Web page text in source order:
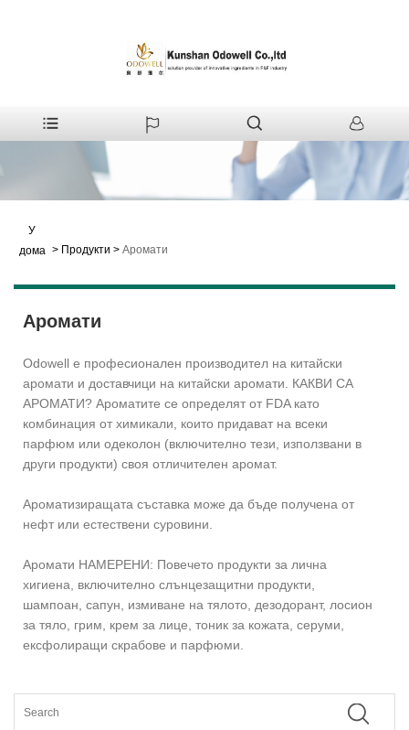
У
дома > Продукти > Аромати
Аромати
Odowell е професионален производител на китайски
аромати и доставчици на китайски аромати. КАКВИ СА
АРОМАТИ? Ароматите се определят от FDA като
комбинация от химикали, които придават на всеки
парфюм или одеколон (включително тези, използвани в
други продукти) своя отличителен аромат.
Ароматизиращата съставка може да бъде получена от
нефт или естествени суровини.
Аромати НАМЕРЕНИ: Повечето продукти за лична
хигиена, включително слънцезащитни продукти,
шампоан, сапун, измиване на тялото, дезодорант, лосион
за тяло, грим, крем за лице, тоник за кожата, серуми,
ексфолиращи скрабове и парфюми.